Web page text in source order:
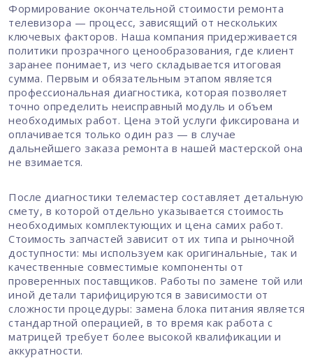
Формирование окончательной стоимости ремонта
телевизора — процесс, зависящий от нескольких
ключевых факторов. Наша компания придерживается
политики прозрачного ценообразования, где клиент
заранее понимает, из чего складывается итоговая
сумма. Первым и обязательным этапом является
профессиональная диагностика, которая позволяет
точно определить неисправный модуль и объем
необходимых работ. Цена этой услуги фиксирована и
оплачивается только один раз — в случае
дальнейшего заказа ремонта в нашей мастерской она
не взимается.
После диагностики телемастер составляет детальную
смету, в которой отдельно указывается стоимость
необходимых комплектующих и цена самих работ.
Стоимость запчастей зависит от их типа и рыночной
доступности: мы используем как оригинальные, так и
качественные совместимые компоненты от
проверенных поставщиков. Работы по замене той или
иной детали тарифицируются в зависимости от
сложности процедуры: замена блока питания является
стандартной операцией, в то время как работа с
матрицей требует более высокой квалификации и
аккуратности.